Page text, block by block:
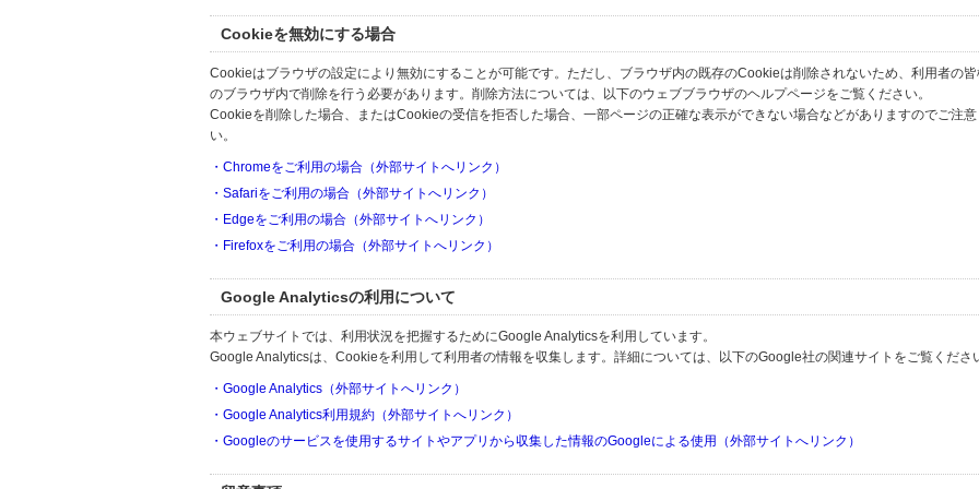
Cookieを無効にする場合
Cookieはブラウザの設定により無効にすることが可能です。ただし、ブラウザ内の既存のCookieは削除されないため、利用者の
のブラウザ内で削除を行う必要があります。削除方法については、以下のウェブブラウザのヘルプページをご覧ください。
Cookieを削除した場合、またはCookieの受信を拒否した場合、一部ページの正確な表示ができない場合などがありますのでご注意
い。
・Chromeをご利用の場合（外部サイトへリンク）
・Safariをご利用の場合（外部サイトへリンク）
・Edgeをご利用の場合（外部サイトへリンク）
・Firefoxをご利用の場合（外部サイトへリンク）
Google Analyticsの利用について
本ウェブサイトでは、利用状況を把握するためにGoogle Analyticsを利用しています。
Google Analyticsは、Cookieを利用して利用者の情報を収集します。詳細については、以下のGoogle社の関連サイトをご覧くださ
・Google Analytics（外部サイトへリンク）
・Google Analytics利用規約（外部サイトへリンク）
・Googleのサービスを使用するサイトやアプリから収集した情報のGoogleによる使用（外部サイトへリンク）